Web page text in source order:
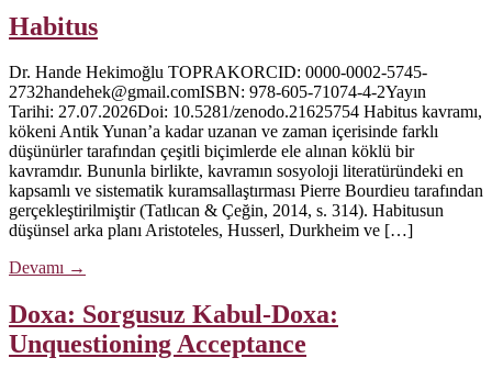
Habitus
Dr. Hande Hekimoğlu TOPRAKORCID: 0000-0002-5745-
2732handehek@gmail.comISBN: 978-605-71074-4-2Yayın
Tarihi: 27.07.2026Doi: 10.5281/zenodo.21625754 Habitus kavramı,
kökeni Antik Yunan’a kadar uzanan ve zaman içerisinde farklı
düşünürler tarafından çeşitli biçimlerde ele alınan köklü bir
kavramdır. Bununla birlikte, kavramın sosyoloji literatüründeki en
kapsamlı ve sistematik kuramsallaştırması Pierre Bourdieu tarafından
gerçekleştirilmiştir (Tatlıcan & Çeğin, 2014, s. 314). Habitusun
düşünsel arka planı Aristoteles, Husserl, Durkheim ve […]
Devamı →
Doxa: Sorgusuz Kabul-Doxa:
Unquestioning Acceptance